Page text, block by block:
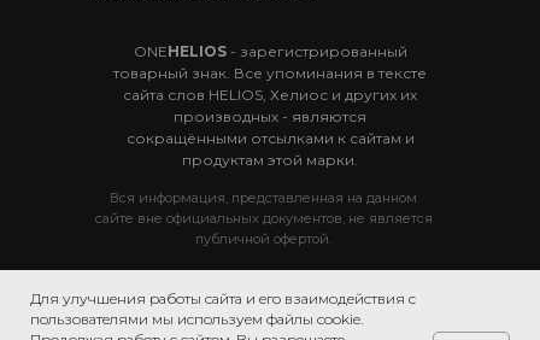
Для улучшения работы сайта и его взаимодействия с
пользователями мы используем файлы cookie.
Вся информация, представленная на данном
сайте вне официальных документов, не является
публичной офертой.
© 2019 Тренинговый центр ONEHELIOS.
г. Сочи, пос. Дагомыс, ул. Гайдара 5/1
ONEHELIOS- зарегистрированный
товарный знак. Все упоминания в тексте
сайта слов HELIOS, Хелиос и других их
производных - являются
сокращёнными отсылками к сайтам и
продуктам этой марки.